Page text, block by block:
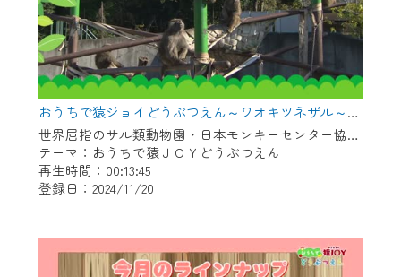
おうちで猿ジョイどうぶつえん～ワオキツネザル～（2024年10月16日初回放送）
世界屈指のサル類動物園・日本モンキーセンター協力の親子で学べる動物番組。
テーマ：おうちで猿ＪＯＹどうぶつえん
再生時間：00:13:45
登録日：2024/11/20